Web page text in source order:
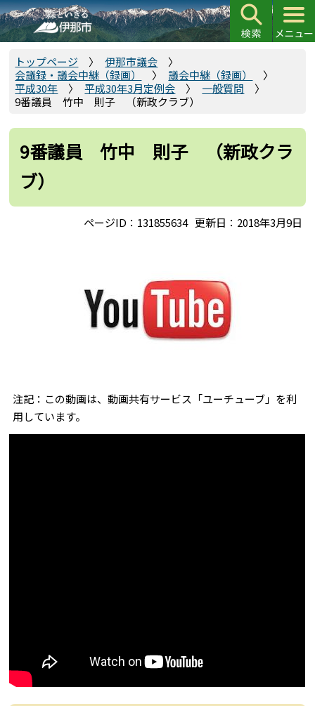
こ
の
ペ
頭
トップページ
伊那市議会
会議録・議会中継（録画）
議会中継（録画）
平成30年
平成30年3月定例会
一般質問
9番議員 竹中 則子 （新政クラブ）
9番議員 竹中 則子 （新政クラ
ブ）
ページID：131855634 更新日：2018年3月9日
注記：この動画は、動画共有サービス「ユーチューブ」を利
用しています。